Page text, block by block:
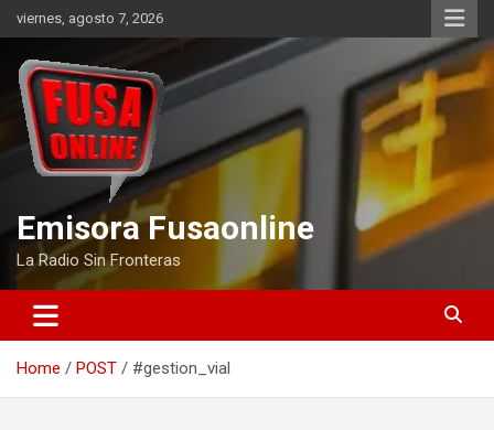
Skip
to
content
viernes, agosto 7, 2026
Emisora Fusaonline
La Radio Sin Fronteras
Home POST #gestion_vial